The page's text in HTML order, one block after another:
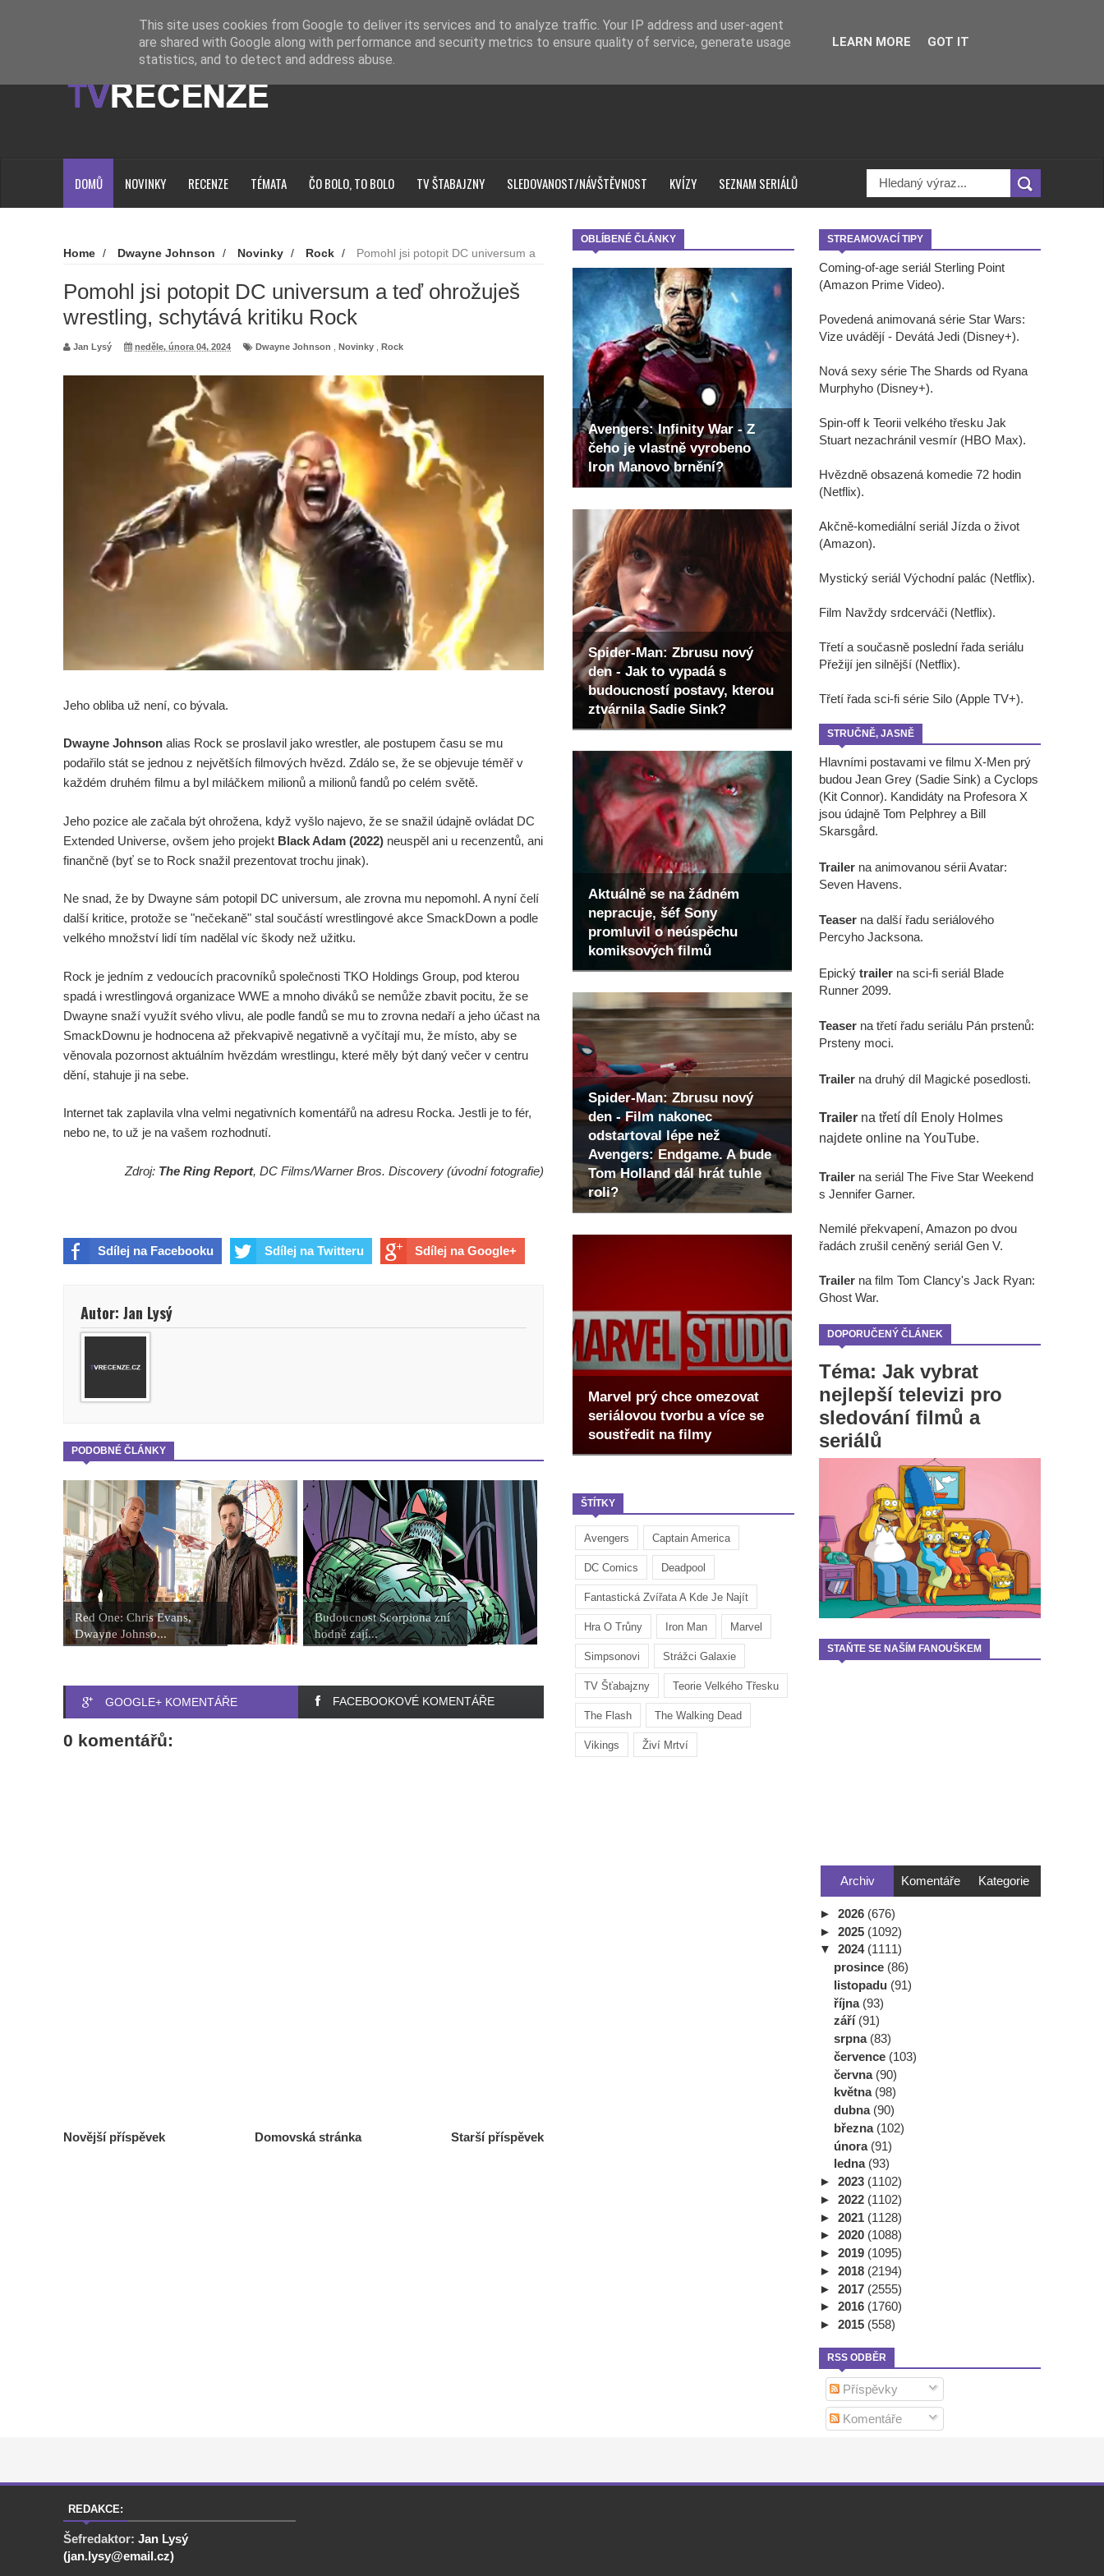
Loading...
DOMŮ NOVINKY RECENZE TÉMATA ČO BOLO, TO BOLO TV ŠTABAJZNY SLEDOVANOST/NÁVŠTĚVNOST KVÍZY SEZNAM SERIÁLŮ
OBLÍBENÉ ČLÁNKY
Avengers: Infinity War - Z
čeho je vlastně vyrobeno
Iron Manovo brnění?
Spider-Man: Zbrusu nový
den - Jak to vypadá s
budoucností postavy, kterou
ztvárnila Sadie Sink?
Aktuálně se na žádném
nepracuje, šéf Sony
promluvil o neúspěchu
komiksových filmů
Spider-Man: Zbrusu nový
den - Film nakonec
odstartoval lépe než
Avengers: Endgame. A bude
Tom Holland dál hrát tuhle
roli?
Marvel prý chce omezovat
seriálovou tvorbu a více se
soustředit na filmy
ŠTÍTKY
Avengers Captain America
DC Comics Deadpool
Fantastická Zvířata A Kde Je Najít
Hra O Trůny Iron Man Marvel
Simpsonovi Strážci Galaxie
TV Šťabajzny Teorie Velkého Třesku
The Flash The Walking Dead
Vikings Živí Mrtví
Home / Dwayne Johnson / Novinky / Rock /
Pomohl jsi potopit DC universum a
Pomohl jsi potopit DC universum a teď ohrožuješ
wrestling, schytává kritiku Rock
Jan Lysý neděle, února 04, 2024 Dwayne Johnson Novinky Rock
Jeho obliba už není, co bývala.
Dwayne Johnson alias Rock se proslavil jako wrestler, ale postupem času se mu
podařilo stát se jednou z největších filmových hvězd. Zdálo se, že se objevuje téměř v
každém druhém filmu a byl miláčkem milionů a milionů fandů po celém světě.
Jeho pozice ale začala být ohrožena, když vyšlo najevo, že se snažil údajně ovládat DC
Extended Universe, ovšem jeho projekt Black Adam (2022) neuspěl ani u recenzentů, ani
finančně (byť se to Rock snažil prezentovat trochu jinak).
Ne snad, že by Dwayne sám potopil DC universum, ale zrovna mu nepomohl. A nyní čelí
další kritice, protože se "nečekaně" stal součástí wrestlingové akce SmackDown a podle
velkého množství lidí tím nadělal víc škody než užitku.
Rock je jedním z vedoucích pracovníků společnosti TKO Holdings Group, pod kterou
spadá i wrestlingová organizace WWE a mnoho diváků se nemůže zbavit pocitu, že se
Dwayne snaží využít svého vlivu, ale podle fandů se mu to zrovna nedaří a jeho účast na
SmackDownu je hodnocena až překvapivě negativně a vyčítají mu, že místo, aby se
věnovala pozornost aktuálním hvězdám wrestlingu, které měly být daný večer v centru
dění, stahuje ji na sebe.
Internet tak zaplavila vlna velmi negativních komentářů na adresu Rocka. Jestli je to fér,
nebo ne, to už je na vašem rozhodnutí.
Zdroj: The Ring Report, DC Films/Warner Bros. Discovery (úvodní fotografie)
Sdílej na Facebooku Sdílej na Twitteru Sdílej na Google+
Autor: Jan Lysý
PODOBNÉ ČLÁNKY
Red One: Chris Evans,
Dwayne Johnso...
Budoucnost Scorpiona zní
hodně zají...
GOOGLE+ KOMENTÁŘE FACEBOOKOVÉ KOMENTÁŘE
0 komentářů:
Novější příspěvek Starší příspěvek
Domovská stránka
STREAMOVACÍ TIPY
Coming-of-age seriál Sterling Point
(Amazon Prime Video).
Povedená animovaná série Star Wars:
Vize uvádějí - Devátá Jedi (Disney+).
Nová sexy série The Shards od Ryana
Murphyho (Disney+).
Spin-off k Teorii velkého třesku Jak
Stuart nezachránil vesmír (HBO Max).
Hvězdně obsazená komedie 72 hodin
(Netflix).
Akčně-komediální seriál Jízda o život
(Amazon).
Mystický seriál Východní palác (Netflix).
Film Navždy srdcerváči (Netflix).
Třetí a současně poslední řada seriálu
Přežijí jen silnější (Netflix).
Třetí řada sci-fi série Silo (Apple TV+).
STRUČNĚ, JASNĚ
Hlavními postavami ve filmu X-Men prý
budou Jean Grey (Sadie Sink) a Cyclops
(Kit Connor). Kandidáty na Profesora X
jsou údajně Tom Pelphrey a Bill
Skarsgård.
Trailer na animovanou sérii Avatar:
Seven Havens.
Teaser na další řadu seriálového
Percyho Jacksona.
Epický trailer na sci-fi seriál Blade
Runner 2099.
Teaser na třetí řadu seriálu Pán prstenů:
Prsteny moci.
Trailer na druhý díl Magické posedlosti.
Trailer na třetí díl Enoly Holmes
najdete online na YouTube.
Trailer na seriál The Five Star Weekend
s Jennifer Garner.
Nemilé překvapení, Amazon po dvou
řadách zrušil ceněný seriál Gen V.
Trailer na film Tom Clancy's Jack Ryan:
Ghost War.
DOPORUČENÝ ČLÁNEK
Téma: Jak vybrat
nejlepší televizi pro
sledování filmů a
seriálů
STAŇTE SE NAŠÍM FANOUŠKEM
Archiv Komentáře Kategorie
► 2026 (676)
► 2025 (1092)
▼ 2024 (1111)
prosince (86)
listopadu (91)
října (93)
září (91)
srpna (83)
července (103)
června (90)
května (98)
dubna (90)
března (102)
února (91)
ledna (93)
► 2023 (1102)
► 2022 (1102)
► 2021 (1128)
► 2020 (1088)
► 2019 (1095)
► 2018 (2194)
► 2017 (2555)
► 2016 (1760)
► 2015 (558)
RSS ODBĚR
Příspěvky
Komentáře
REDAKCE:
Šefredaktor: Jan Lysý
(jan.lysy@email.cz)
This site uses cookies from Google to deliver its services and to analyze traffic. Your IP address and user-agent
are shared with Google along with performance and security metrics to ensure quality of service, generate usage
statistics, and to detect and address abuse.
LEARN MORE GOT IT